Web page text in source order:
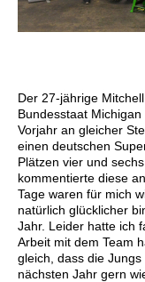
Der 27-jährige
Bundesstaat
Vorjahr an gleicher
einen deutschen
Plätzen vier und
kommentierte diese
Tage waren für mich
natürlich glücklicher
Jahr. Leider hatte ich
Arbeit mit dem Team
gleich, dass die
nächsten Jahr gern